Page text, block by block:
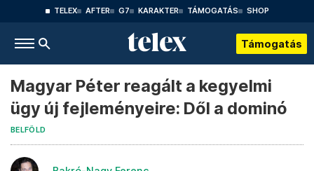
TELEX AFTER G7 KARAKTER TÁMOGATÁS SHOP
Támogatás
Magyar Péter reagált a kegyelmi
ügy új fejleményeire: Dől a dominó
BELFÖLD